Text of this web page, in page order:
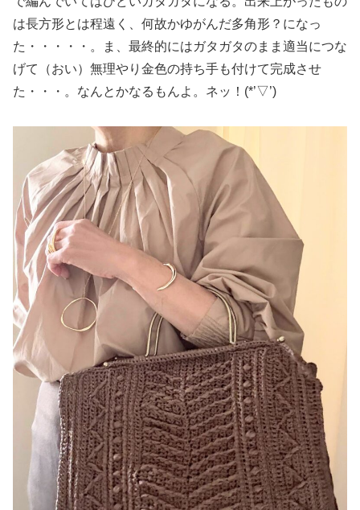
は長方形とは程遠く、何故かゆがんだ多角形？になっ
た・・・・・。ま、最終的にはガタガタのまま適当につな
げて（おい）無理やり金色の持ち手も付けて完成させ
た・・・。なんとかなるもんよ。ネッ！(*’▽’)